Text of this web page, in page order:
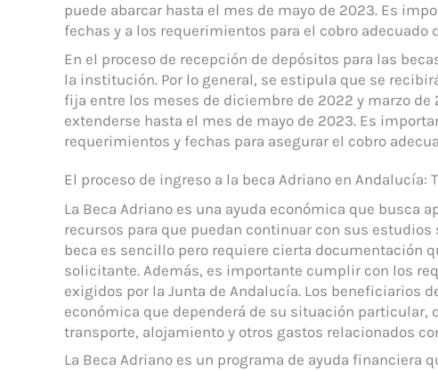
puede abarcar hasta el mes de mayo de 2023. Es
fechas y a los requerimientos para el cobro adecuado
En el proceso de recepción de depósitos para las
la institución. Por lo general, se estipula que se
fija entre los meses de diciembre de 2022 y marzo
extenderse hasta el mes de mayo de 2023. Es
requerimientos y fechas para asegurar el cobro
El proceso de ingreso a la beca Adriano en Andalucía:
La Beca Adriano es una ayuda económica que busca
recursos para que puedan continuar con sus
beca es sencillo pero requiere cierta documentación
solicitante. Además, es importante cumplir con los
exigidos por la Junta de Andalucía. Los beneficiarios
económica que dependerá de su situación particular,
transporte, alojamiento y otros gastos relacionados
La Beca Adriano es un programa de ayuda financiera